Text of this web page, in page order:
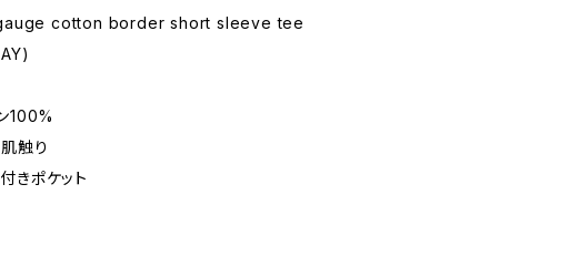
cotton border short sleeve tee
100%
触り
きポケット